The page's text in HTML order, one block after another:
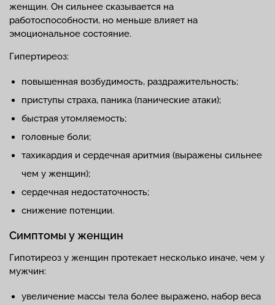
женщин. Он сильнее сказывается на
работоспособности, но меньше влияет на
эмоциональное состояние.
Гипертиреоз:
повышенная возбудимость, раздражительность;
приступы страха, паника (панические атаки);
быстрая утомляемость;
головные боли;
тахикардия и сердечная аритмия (выражены сильнее
чем у женщин);
сердечная недостаточность;
снижение потенции.
Симптомы у женщин
Гипотиреоз у женщин протекает несколько иначе, чем у
мужчин:
увеличение массы тела более выражено, набор веса